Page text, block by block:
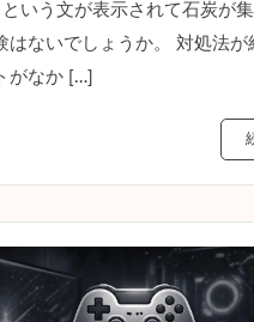
いう文が表示されて石炭が集
はないでしょうか。 対処法が
がなか […]